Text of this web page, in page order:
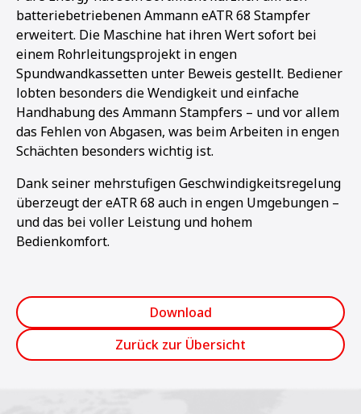
batteriebetriebenen Ammann eATR 68 Stampfer
erweitert. Die Maschine hat ihren Wert sofort bei
einem Rohrleitungsprojekt in engen
Spundwandkassetten unter Beweis gestellt. Bediener
lobten besonders die Wendigkeit und einfache
Handhabung des Ammann Stampfers – und vor allem
das Fehlen von Abgasen, was beim Arbeiten in engen
Schächten besonders wichtig ist.
Dank seiner mehrstufigen Geschwindigkeitsregelung
überzeugt der eATR 68 auch in engen Umgebungen –
und das bei voller Leistung und hohem
Bedienkomfort.
Download
Zurück zur Übersicht